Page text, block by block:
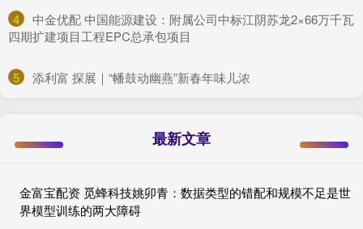
4
​中金优配 中国能源建设：附属公司中标江阴苏龙2×66万千瓦
四期扩建项目工程EPC总承包项目
5 ​添利富 探展｜“幡鼓动幽燕”新春年味儿浓
最新文章
金富宝配资 觅蜂科技姚卯青：数据类型的错配和规模不足是世
界模型训练的两大障碍